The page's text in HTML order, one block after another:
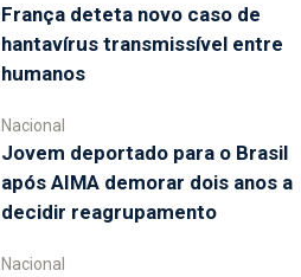
França deteta novo caso de
hantavírus transmissível entre
humanos
Nacional
Jovem deportado para o Brasil
após AIMA demorar dois anos a
decidir reagrupamento
Nacional